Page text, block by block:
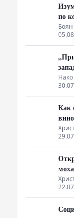
по
в
и
от
Как